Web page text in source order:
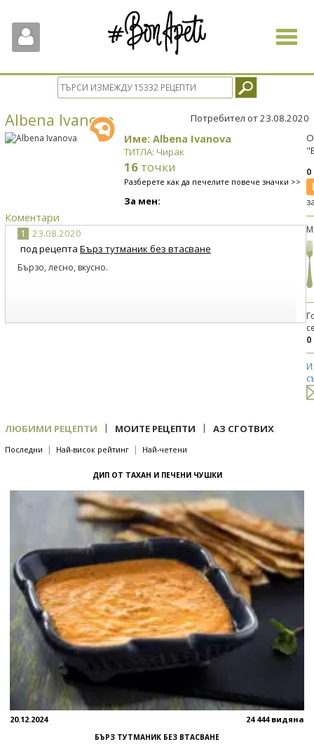
Toggle
Albena Ivanova Потребител от 23.08.2020
Име: Albena Ivanova
ТИТЛА: Чирак
16 точки
Разберете как да печелите повече значки >>
За мен:
Коментари
1
23.08.2020
под рецепта Бърз тутманик без втасване
Бързо, лесно, вкусно.
0
ЛЮБИМИ РЕЦЕПТИ | МОИТЕ РЕЦЕПТИ | АЗ СГОТВИХ
Последни | Най-висок рейтинг | Най-четени
ДИП ОТ ТАХАН И ПЕЧЕНИ ЧУШКИ
20.12.2024 24 444 видяна
БЪРЗ ТУТМАНИК БЕЗ ВТАСВАНЕ